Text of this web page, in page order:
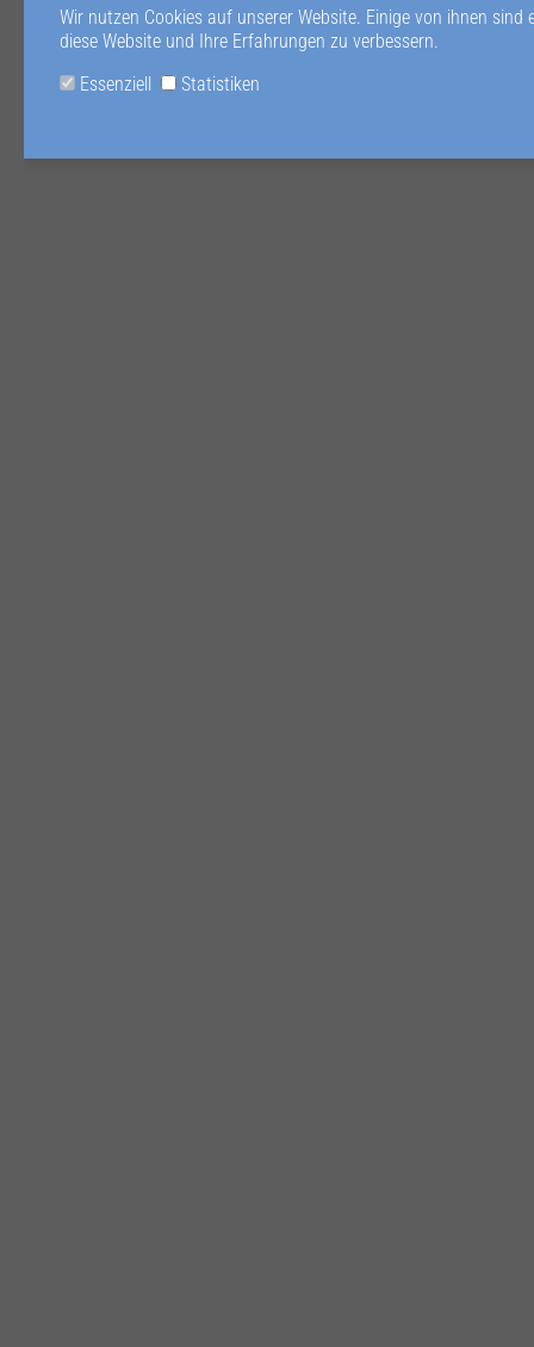
Wir nutzen Cookies auf unserer Website. Einige von ihnen sind
diese Website und Ihre Erfahrungen zu verbessern.
Essenziell
Statistiken